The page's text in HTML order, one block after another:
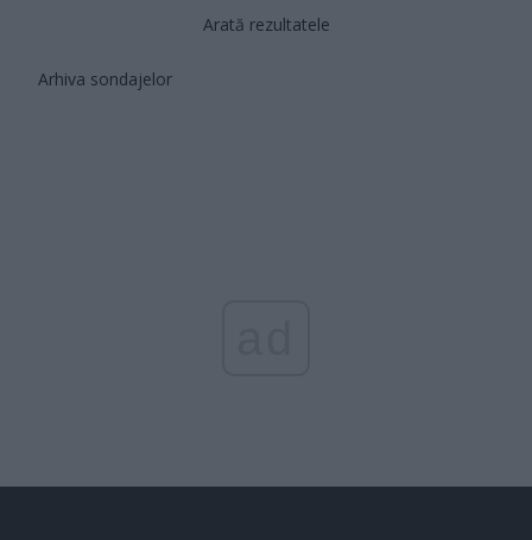
Arată rezultatele
Arhiva sondajelor